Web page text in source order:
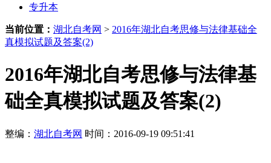
专升本
当前位置： 湖北自考网 > 2016年湖北自考思修与法律基础全
真模拟试题及答案(2)
2016年湖北自考思修与法律基
础全真模拟试题及答案(2)
整编： 湖北自考网 时间：2016-09-19 09:51:41